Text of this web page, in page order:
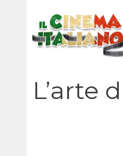
contenuto
L’arte